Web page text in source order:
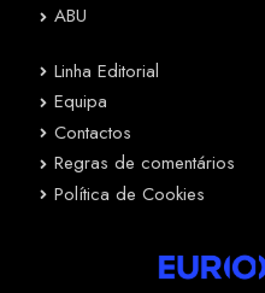
ABU
Linha Editorial
Equipa
Contactos
Regras de comentários
Política de Cookies